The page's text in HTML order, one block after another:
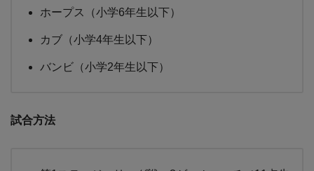
ホープス（小学6年生以下）
カブ（小学4年生以下）
バンビ（小学2年生以下）
試合方法